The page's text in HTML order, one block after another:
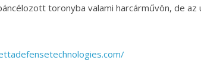
toronyba valami harcárművön, de